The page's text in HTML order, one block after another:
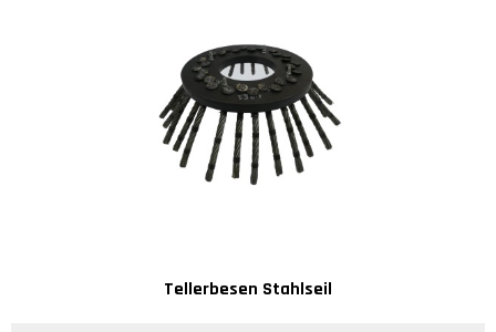
Tellerbesen Stahlseil